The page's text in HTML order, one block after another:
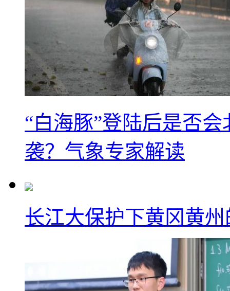
“白海豚”登陆后是否
袭？气象专家解读
长江大保护下黄冈黄